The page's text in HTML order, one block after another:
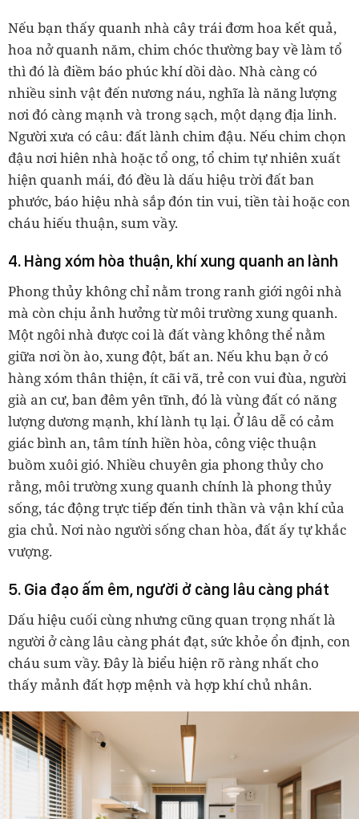
Nếu bạn thấy quanh nhà cây trái đơm hoa kết quả,
hoa nở quanh năm, chim chóc thường bay về làm tổ
thì đó là điềm báo phúc khí dồi dào. Nhà càng có
nhiều sinh vật đến nương náu, nghĩa là năng lượng
nơi đó càng mạnh và trong sạch, một dạng địa linh.
Người xưa có câu: đất lành chim đậu. Nếu chim chọn
đậu nơi hiên nhà hoặc tổ ong, tổ chim tự nhiên xuất
hiện quanh mái, đó đều là dấu hiệu trời đất ban
phước, báo hiệu nhà sắp đón tin vui, tiền tài hoặc con
cháu hiếu thuận, sum vầy.
4. Hàng xóm hòa thuận, khí xung quanh an lành
Phong thủy không chỉ nằm trong ranh giới ngôi nhà
mà còn chịu ảnh hưởng từ môi trường xung quanh.
Một ngôi nhà được coi là đất vàng không thể nằm
giữa nơi ồn ào, xung đột, bất an. Nếu khu bạn ở có
hàng xóm thân thiện, ít cãi vã, trẻ con vui đùa, người
già an cư, ban đêm yên tĩnh, đó là vùng đất có năng
lượng dương mạnh, khí lành tụ lại. Ở lâu dễ có cảm
giác bình an, tâm tính hiền hòa, công việc thuận
buồm xuôi gió. Nhiều chuyên gia phong thủy cho
rằng, môi trường xung quanh chính là phong thủy
sống, tác động trực tiếp đến tinh thần và vận khí của
gia chủ. Nơi nào người sống chan hòa, đất ấy tự khắc
vượng.
5. Gia đạo ấm êm, người ở càng lâu càng phát
Dấu hiệu cuối cùng nhưng cũng quan trọng nhất là
người ở càng lâu càng phát đạt, sức khỏe ổn định, con
cháu sum vầy. Đây là biểu hiện rõ ràng nhất cho
thấy mảnh đất hợp mệnh và hợp khí chủ nhân.